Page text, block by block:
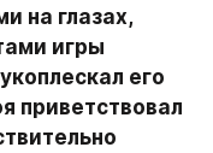
на глазах,
игры
его
приветствовал